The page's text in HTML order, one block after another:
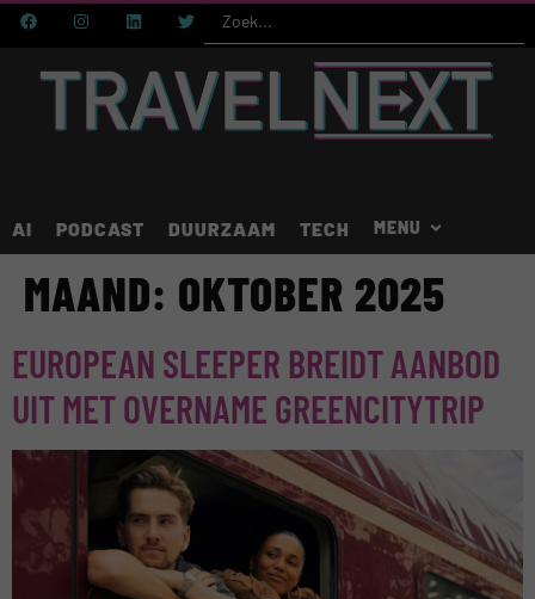
AI PODCAST DUURZAAM TECH
MAAND: OKTOBER 2025
EUROPEAN SLEEPER BREIDT AANBOD
UIT MET OVERNAME GREENCITYTRIP